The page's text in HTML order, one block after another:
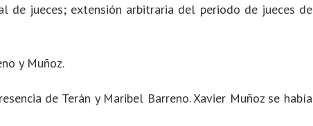
de jueces; extensión arbitraria del periodo de jueces de
y Muñoz.
de Terán y Maribel Barreno. Xavier Muñoz se había